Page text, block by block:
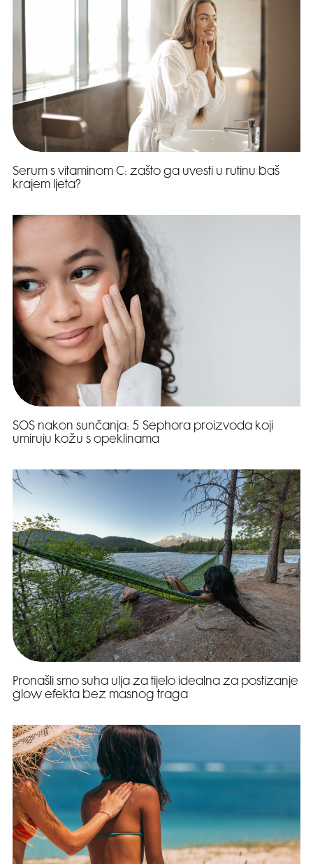
Serum s vitaminom C: zašto ga uvesti u rutinu baš
krajem ljeta?
SOS nakon sunčanja: 5 Sephora proizvoda koji
umiruju kožu s opeklinama
Pronašli smo suha ulja za tijelo idealna za postizanje
glow efekta bez masnog traga